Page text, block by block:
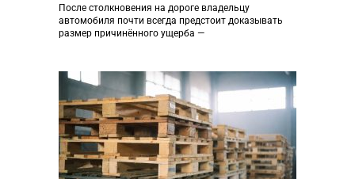
После столкновения на дороге владельцу
автомобиля почти всегда предстоит доказывать
размер причинённого ущерба —